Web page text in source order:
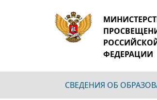
ФЕДЕРАЦИИ
СВЕДЕНИЯ ОБ